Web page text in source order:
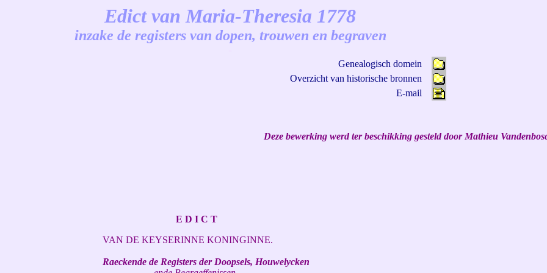
Edict van Maria-Theresia 1778
inzake de registers van dopen, trouwen en begraven
Genealogisch domein
Overzicht van historische bronnen
E-mail
Deze bewerking werd ter beschikking gesteld door Mathieu
E D I C T
VAN DE KEYSERINNE KONINGINNE.
Raeckende de Registers der Doopsels, Houwelycken